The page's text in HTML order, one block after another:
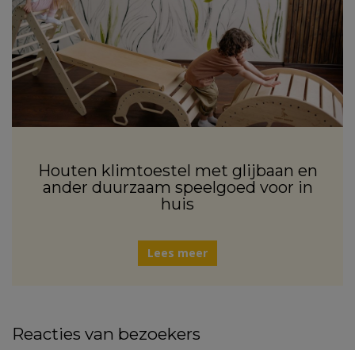
Houten klimtoestel met glijbaan en
ander duurzaam speelgoed voor in
huis
Lees meer
Reacties van bezoekers